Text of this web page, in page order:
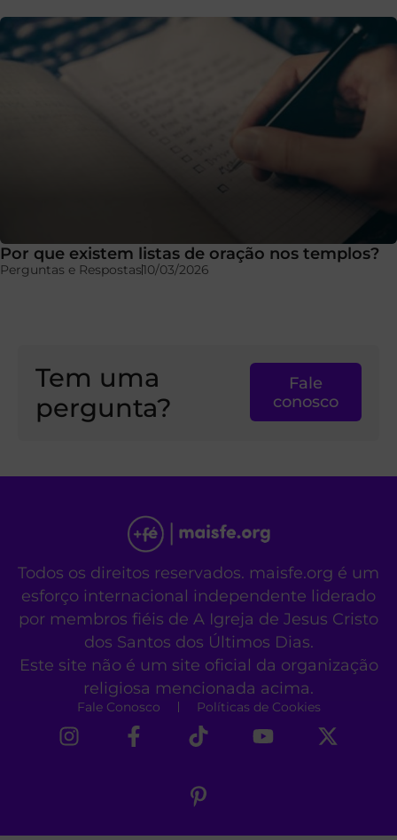
Por que existem listas de oração nos templos?
Perguntas e Respostas10/03/2026
Tem uma
pergunta?
Fale
conosco
Todos os direitos reservados. maisfe.org é um
esforço internacional independente liderado
por membros fiéis de A Igreja de Jesus Cristo
dos Santos dos Últimos Dias.
Este site não é um site oficial da organização
religiosa mencionada acima.
Fale Conosco Políticas de Cookies